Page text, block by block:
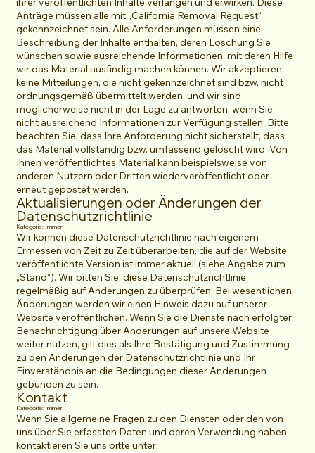
Anträge müssen alle mit „California Removal Request“
gekennzeichnet sein. Alle Anforderungen müssen eine
Beschreibung der Inhalte enthalten, deren Löschung Sie
wünschen sowie ausreichende Informationen, mit deren Hilfe
wir das Material ausfindig machen können. Wir akzeptieren
keine Mitteilungen, die nicht gekennzeichnet sind bzw. nicht
ordnungsgemäß übermittelt werden, und wir sind
möglicherweise nicht in der Lage zu antworten, wenn Sie
nicht ausreichend Informationen zur Verfügung stellen. Bitte
beachten Sie, dass Ihre Anforderung nicht sicherstellt, dass
das Material vollständig bzw. umfassend gelöscht wird. Von
Ihnen veröffentlichtes Material kann beispielsweise von
anderen Nutzern oder Dritten wiederveröffentlicht oder
erneut gepostet werden.
Aktualisierungen oder Änderungen der
Datenschutzrichtlinie
Kategorie: Immer
Wir können diese Datenschutzrichtlinie nach eigenem
Ermessen von Zeit zu Zeit überarbeiten, die auf der Website
veröffentlichte Version ist immer aktuell (siehe Angabe zum
„Stand“). Wir bitten Sie, diese Datenschutzrichtlinie
regelmäßig auf Änderungen zu überprüfen. Bei wesentlichen
Änderungen werden wir einen Hinweis dazu auf unserer
Website veröffentlichen. Wenn Sie die Dienste nach erfolgter
Benachrichtigung über Änderungen auf unsere Website
weiter nutzen, gilt dies als Ihre Bestätigung und Zustimmung
zu den Änderungen der Datenschutzrichtlinie und Ihr
Einverständnis an die Bedingungen dieser Änderungen
gebunden zu sein.
Kontakt
Kategorie: Immer
Wenn Sie allgemeine Fragen zu den Diensten oder den von
uns über Sie erfassten Daten und deren Verwendung haben,
kontaktieren Sie uns bitte unter: